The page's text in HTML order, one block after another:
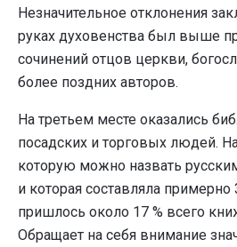
Незначительное отклонения
руках духовенства был выше
сочинений отцов церкви,
более поздних авторов.
На третьем месте оказались
посадских и торговых людей.
которую можно назвать
и которая составляла примерно
пришлось около 17 % всего
Обращает на себя внимание